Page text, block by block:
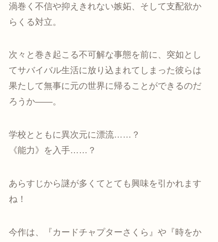
渦巻く不信や抑えきれない嫉妬、そして支配欲か
らくる対立。
次々と巻き起こる不可解な事態を前に、突如とし
てサバイバル生活に放り込まれてしまった彼らは
果たして無事に元の世界に帰ることができるのだ
ろうか——。
学校とともに異次元に漂流……？
《能力》を入手……？
あらすじから謎が多くてとても興味を引かれます
ね！
今作は、『カードチャプターさくら』や『時をか